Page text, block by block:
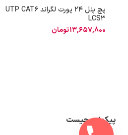
پچ پنل 24 پورت لگراند UTP CAT6
LCS3
13,657,800تومان
پیکونت چیست